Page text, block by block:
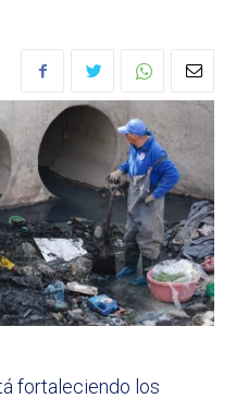
fortaleciendo los